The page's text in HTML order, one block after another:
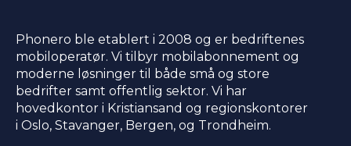
Phonero ble etablert i 2008 og er bedriftenes
mobiloperatør. Vi tilbyr mobilabonnement og
moderne løsninger til både små og store
bedrifter samt offentlig sektor. Vi har
hovedkontor i Kristiansand og regionskontorer
i Oslo, Stavanger, Bergen, og Trondheim.